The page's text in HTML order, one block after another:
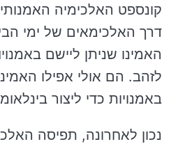
קונספט האלכימיה
דרך האלכימאים של ימי
האמינו שניתן ליישם
לזהב. הם אולי אפילו
באמנויות כדי ליצור
נכון לאחרונה, תפיסה